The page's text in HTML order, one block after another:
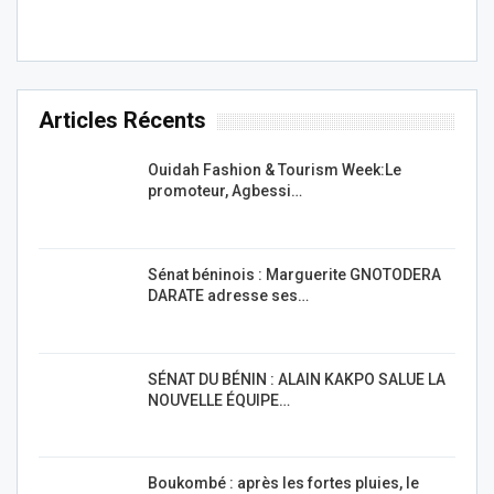
Articles Récents
Ouidah Fashion & Tourism Week:Le
promoteur, Agbessi…
Sénat béninois : Marguerite GNOTODERA
DARATE adresse ses…
SÉNAT DU BÉNIN : ALAIN KAKPO SALUE LA
NOUVELLE ÉQUIPE…
Boukombé : après les fortes pluies, le